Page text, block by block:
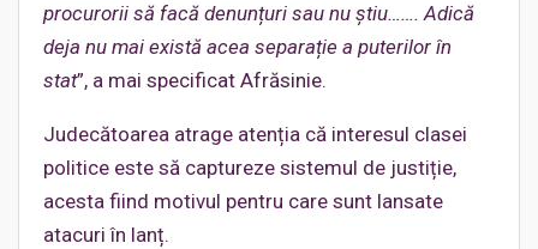
procurorii să facă denunțuri sau nu știu……. Adică
deja nu mai există acea separație a puterilor în
stat”, a mai specificat Afrăsinie.
Judecătoarea atrage atenția că interesul clasei
politice este să captureze sistemul de justiție,
acesta fiind motivul pentru care sunt lansate
atacuri în lanț.